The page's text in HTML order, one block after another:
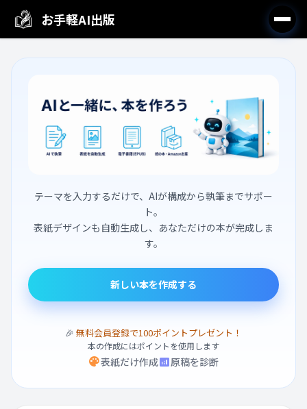
お手軽AI出版
AIと一緒に本を作ろう
テーマを入力するだけで、AIが構成から執筆までサポー
ト。
表紙デザインも自動生成し、あなただけの本が完成しま
す。
新しい本を作成する
🎉 無料会員登録で100ポイントプレゼント！
本の作成にはポイントを使用します
palette表紙だけ作成analytics原稿を診断